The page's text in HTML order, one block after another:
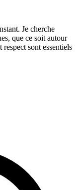
Je cherche
que ce soit autour
sont essentiels